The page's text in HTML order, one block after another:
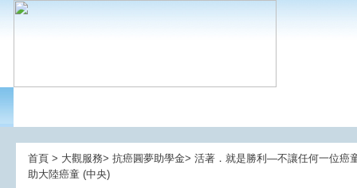
首頁 > 大觀服務> 抗癌圓夢助學金> 活著．就是勝利—不讓任何一位癌
助大陸癌童 (中央)